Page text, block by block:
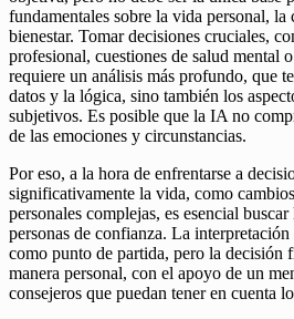
fundamentales sobre la vida personal, la
bienestar. Tomar decisiones cruciales,
profesional, cuestiones de salud mental
requiere un análisis más profundo, que
datos y la lógica, sino también los
subjetivos. Es posible que la IA no
de las emociones y circunstancias.
Por eso, a la hora de enfrentarse a
significativamente la vida, como
personales complejas, es esencial
personas de confianza. La
como punto de partida, pero la decisión
manera personal, con el apoyo de un
consejeros que puedan tener en cuenta